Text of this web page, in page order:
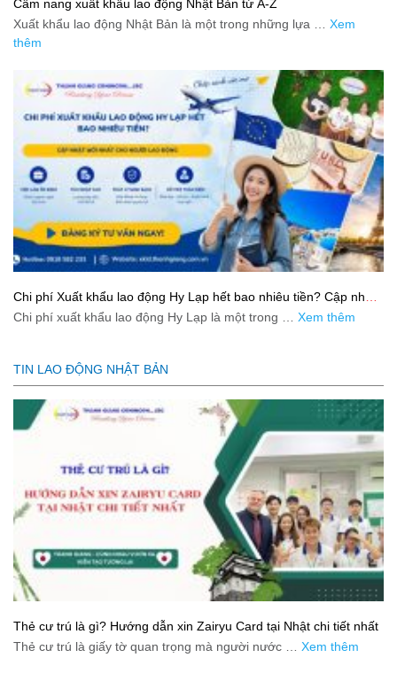
Cẩm nang xuất khẩu lao động Nhật Bản từ A-Z
Xuất khẩu lao động Nhật Bản là một trong những lựa … Xem
thêm
Chi phí Xuất khẩu lao động Hy Lạp hết bao nhiêu tiền? Cập nhật
mới nhất 2026
Chi phí xuất khẩu lao động Hy Lạp là một trong … Xem thêm
TIN LAO ĐỘNG NHẬT BẢN
Thẻ cư trú là gì? Hướng dẫn xin Zairyu Card tại Nhật chi tiết nhất
Thẻ cư trú là giấy tờ quan trọng mà người nước … Xem thêm